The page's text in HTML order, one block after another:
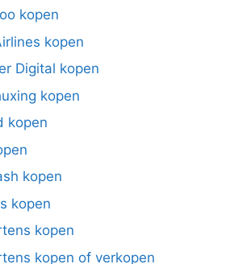
kopen
kopen
Digital kopen
kopen
kopen
kopen
kopen
kopen
kopen of verkopen